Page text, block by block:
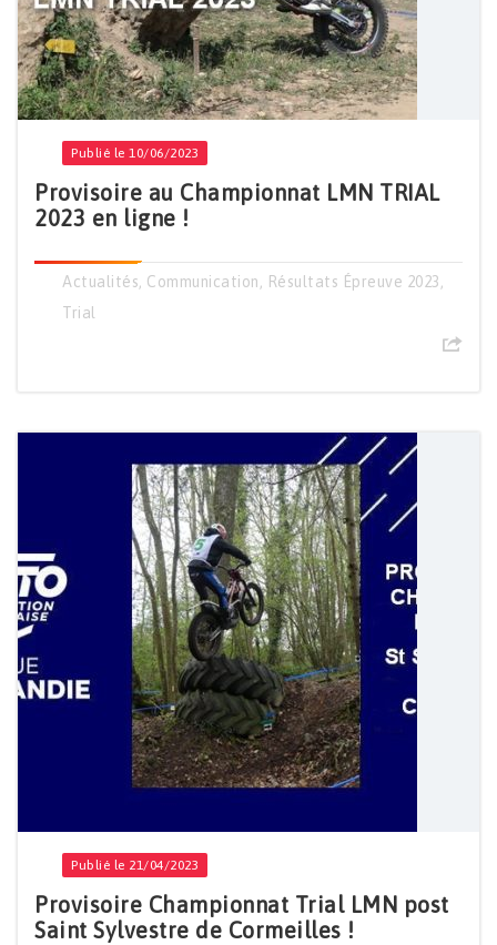
Publié le 10/06/2023
Provisoire au Championnat LMN TRIAL
2023 en ligne !
Actualités Communication Résultats Épreuve 2023
Trial
Publié le 21/04/2023
Provisoire Championnat Trial LMN post
Saint Sylvestre de Cormeilles !